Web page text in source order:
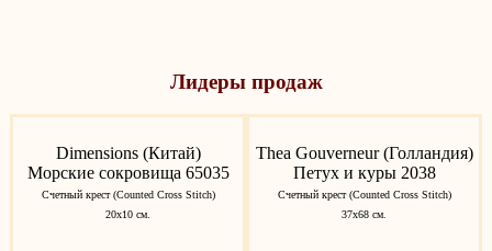
Лидеры продаж
Dimensions (Китай)
Морские сокровища 65035
Счетный крест (Counted Cross Stitch)
20х10 см.
Thea Gouverneur (Голландия)
Петух и куры 2038
Счетный крест (Counted Cross Stitch)
37х68 см.